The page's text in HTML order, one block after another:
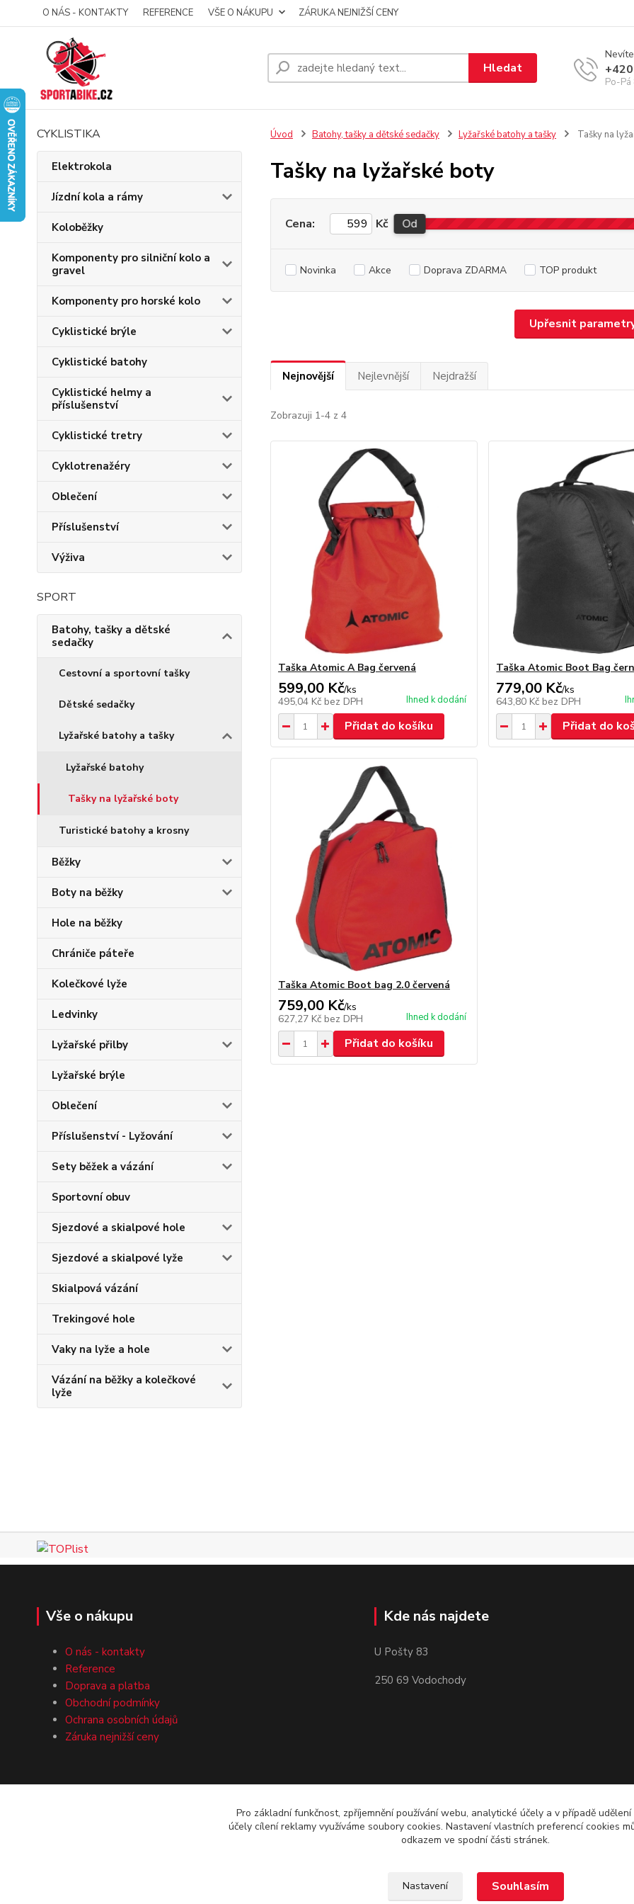
O NÁS - KONTAKTY REFERENCE VŠE O NÁKUPU ZÁRUKA NEJNIŽŠÍ CENY
Hledat
Po-
CYKLISTIKA
Elektrokola
Jízdní kola a rámy
Koloběžky
Komponenty pro silniční kolo a
gravel
Komponenty pro horské kolo
Cyklistické brýle
Cyklistické batohy
Cyklistické helmy a
příslušenství
Cyklistické tretry
Cyklotrenažéry
Oblečení
Příslušenství
Výživa
SPORT
Batohy, tašky a dětské
sedačky
Cestovní a sportovní tašky
Dětské sedačky
Lyžařské batohy a tašky
Lyžařské batohy
Tašky na lyžařské boty
Turistické batohy a krosny
Běžky
Boty na běžky
Hole na běžky
Chrániče páteře
Kolečkové lyže
Ledvinky
Lyžařské přilby
Lyžařské brýle
Oblečení
Příslušenství - Lyžování
Sety běžek a vázání
Sportovní obuv
Sjezdové a skialpové hole
Sjezdové a skialpové lyže
Skialpová vázání
Trekingové hole
Vaky na lyže a hole
Vázání na běžky a kolečkové
lyže
Úvod Batohy, tašky a dětské sedačky Lyžařské batohy a tašky Tašky na
Tašky na lyžařské boty
Upřesnit
Cena: Kč Od
Novinka Akce Doprava ZDARMA TOP produkt
Nejnovější Nejlevnější Nejdražší
Zobrazuji 1-4 z 4
Taška Atomic A Bag červená
599,00 Kč/ks
495,04 Kč bez DPH Ihned k dodání
Přidat do košíku
Taška Atomic Boot Bag
779,00 Kč/ks
643,80 Kč bez DPH
Přidat do
Taška Atomic Boot bag 2.0 červená
759,00 Kč/ks
627,27 Kč bez DPH Ihned k dodání
Přidat do košíku
Vše o nákupu
O nás - kontakty
Reference
Doprava a platba
Obchodní podmínky
Ochrana osobních údajů
Záruka nejnižší ceny
Kde nás najdete
U Pošty 83
250 69 Vodochody
Pro základní funkčnost, zpříjemnění používání webu, analytické účely a v případě
účely cílení reklamy využíváme soubory cookies. Nastavení vlastních preferencí cookies
odkazem ve spodní části stránek.
Nastavení Souhlasím